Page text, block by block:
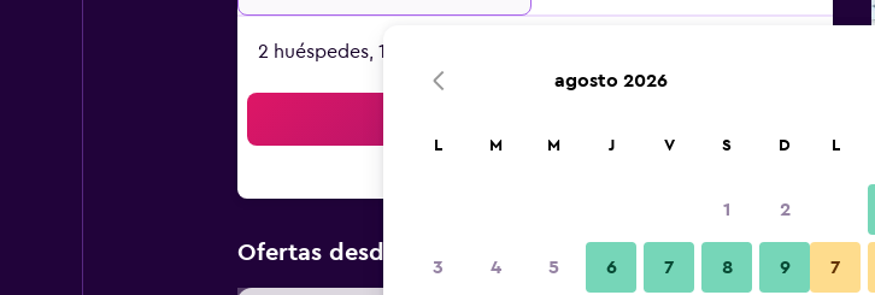
2 huéspedes, 1 habitación
Ofertas desde Oferta más barata de precio por noche
agosto 2026
L M M J V S D
1 2
3 4 5 6 7 8 9
L
7